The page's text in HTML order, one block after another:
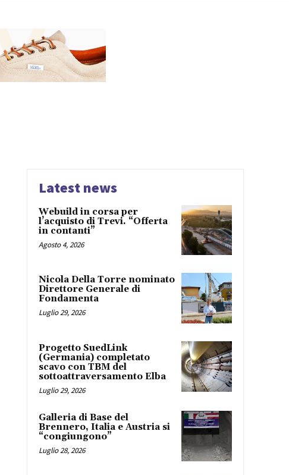
Latest news
Webuild in corsa per
l’acquisto di Trevi. “Offerta
in contanti”
Agosto 4, 2026
Nicola Della Torre nominato
Direttore Generale di
Fondamenta
Luglio 29, 2026
Progetto SuedLink
(Germania) completato
scavo con TBM del
sottoattraversamento Elba
Luglio 29, 2026
Galleria di Base del
Brennero, Italia e Austria si
“congiungono”
Luglio 28, 2026